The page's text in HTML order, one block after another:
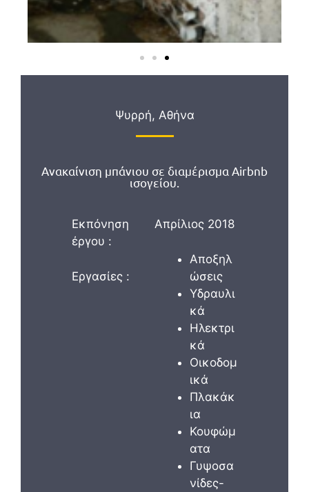
Ψυρρή, Αθήνα
Ανακαίνιση μπάνιου σε διαμέρισμα Airbnb
ισογείου.
Εκπόνηση
έργου :
Εργασίες :
Απρίλιος 2018
Αποξηλ
ώσεις
Υδραυλι
κά
Ηλεκτρι
κά
Οικοδομ
ικά
Πλακάκ
ια
Κουφώμ
ατα
Γυψοσα
νίδες-